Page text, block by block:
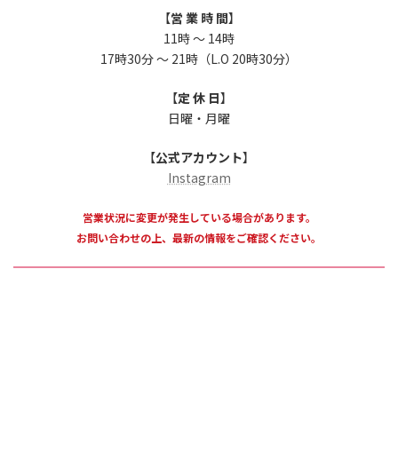
【営 業 時 間】
11時 ～ 14時
17時30分 ～ 21時（L.O 20時30分）
【定 休 日】
日曜・月曜
【公式アカウント】
Instagram
営業状況に変更が発生している場合があります。
お問い合わせの上、最新の情報をご確認ください。